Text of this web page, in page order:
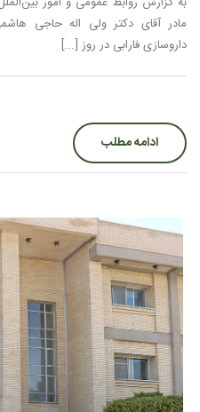
مادر آقای دکتر ولی اله حاجی
داروسازی فارابی در روز [...]
ادامه مطلب